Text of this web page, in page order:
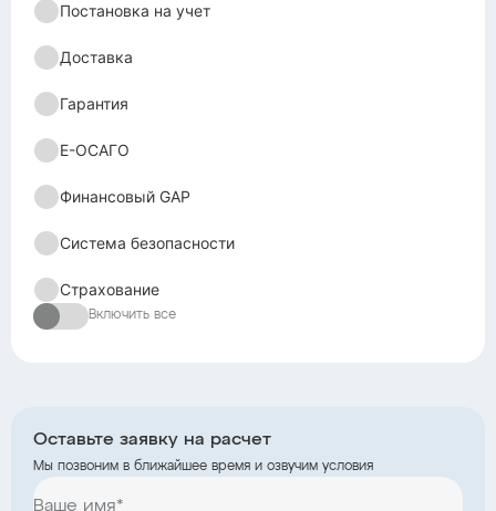
Постановка на учет
Доставка
Гарантия
Е-ОСАГО
Финансовый GAP
Система безопасности
Страхование
Включить все
Оставьте заявку на расчет
Мы позвоним в ближайшее время и озвучим условия